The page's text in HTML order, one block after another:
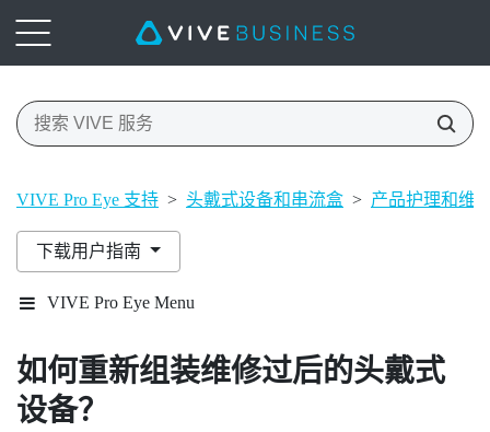
VIVE Pro Eye 支持 > 头戴式设备和串流盒 > 产品护理和维
下载用户指南
VIVE Pro Eye Menu
如何重新组装维修过后的头戴式
设备？